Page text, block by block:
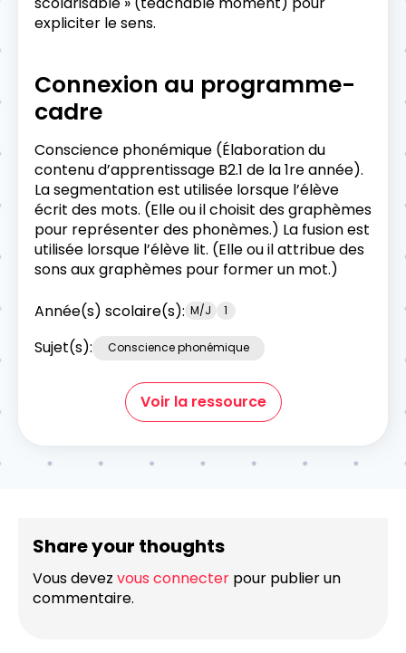
expliciter le sens.
Connexion au programme-
cadre
Conscience phonémique (Élaboration du
contenu d’apprentissage B2.1 de la 1re année).
La segmentation est utilisée lorsque l’élève
écrit des mots. (Elle ou il choisit des graphèmes
pour représenter des phonèmes.) La fusion est
utilisée lorsque l’élève lit. (Elle ou il attribue des
sons aux graphèmes pour former un mot.)
Année(s) scolaire(s): M/J 1
Sujet(s): Conscience phonémique
Voir la ressource
Share your thoughts
Vous devez vous connecter pour publier un
commentaire.